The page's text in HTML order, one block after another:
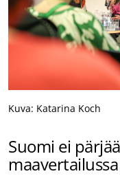
Kuva: Katarina Koch
Suomi ei
maavertailussa